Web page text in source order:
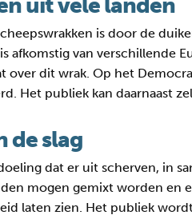
is door de
afkomstig van verschillende
over dit wrak. Op het
Het publiek kan daarnaast
de slag
dat er uit scherven, in
mogen gemixt worden en
laten zien. Het publiek